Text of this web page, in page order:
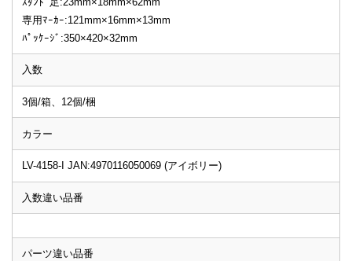
専用ﾏｰｶｰ:121mm×16mm×13mm
ﾊﾟｯｹｰｼﾞ:350×420×32mm
入数
3個/箱、12個/梱
カラー
LV-4158-I JAN:4970116050069 (アイボリー)
入数違い品番
パーツ違い品番